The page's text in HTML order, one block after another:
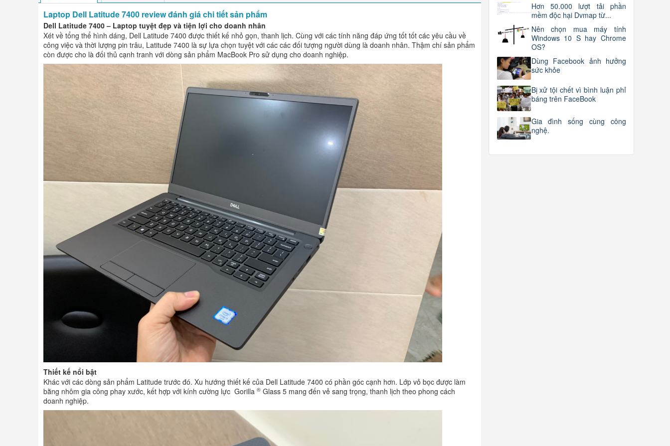
Laptop Dell Latitude 7400 review đánh giá chi tiết sản phẩm
Dell Latitude 7400 – Laptop tuyệt đẹp và tiện lợi cho doanh nhân
Xét về tổng thể hình dáng, Dell Latitude 7400 được thiết kế nhỏ gọn, thanh lịch. Cùng với các tính năng đáp ứng tốt tốt các yêu cầu về
công việc và thời lượng pin trâu, Latitude 7400 là sự lựa chọn tuyệt với các các đối tượng người dùng là doanh nhân. Thậm chí sản phẩm
còn được cho là đối thủ cạnh tranh với dòng sản phẩm MacBook Pro sử dụng cho doanh nghiệp.
Thiết kế nổi bật
Khác với các dòng sản phẩm Latitude trước đó. Xu hướng thiết kế của Dell Latitude 7400 có phần góc cạnh hơn. Lớp vỏ bọc được làm
bằng nhôm gia công phay xước, kết hợp với kính cường lực Gorilla ® Glass 5 mang đến vẻ sang trọng, thanh lịch theo phong cách
doanh nghiệp.
Hơn 50.000 lượt tải phần
mềm độc hại Dvmap từ...
Nên chọn mua máy tính
Windows 10 S hay Chrome
OS?
Dùng Facebook ảnh hưởng
sức khỏe
Bị xử tội chết vì bình luận phỉ
báng trên FaceBook
Gia đình sống cùng công
nghệ.